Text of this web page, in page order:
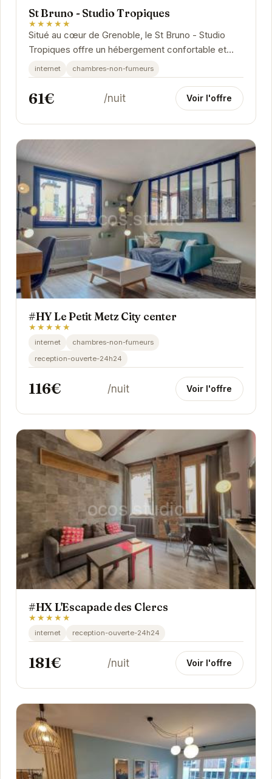
St Bruno - Studio Tropiques
★★★★★
Situé au cœur de Grenoble, le St Bruno - Studio
Tropiques offre un hébergement confortable et
élégant avec une décoration exotique. À...
internet chambres-non-fumeurs
61€ /nuit Voir l'offre
#HY Le Petit Metz City center
★★★★★
internet
chambres-non-fumeurs
reception-ouverte-24h24
116€ /nuit Voir l'offre
#HX L'Escapade des Clercs
★★★★★
internet reception-ouverte-24h24
181€ /nuit Voir l'offre